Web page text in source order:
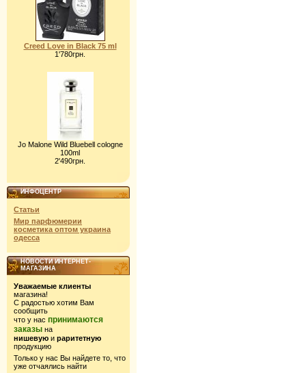
Creed Love in Black 75 ml
1'780грн.
Jo Malone Wild Bluebell cologne
100ml
2'490грн.
ИНФОЦЕНТР
Статьи
Мир парфюмерии
косметика оптом украина
одесса
НОВОСТИ ИНТЕРНЕТ-
МАГАЗИНА
Уважаемые клиенты
магазина!
С радостью хотим Вам
сообщить
что у нас принимаются
заказы на
нишевую и раритетную
продукцию
Только у нас Вы найдете то, что
уже отчаялись найти